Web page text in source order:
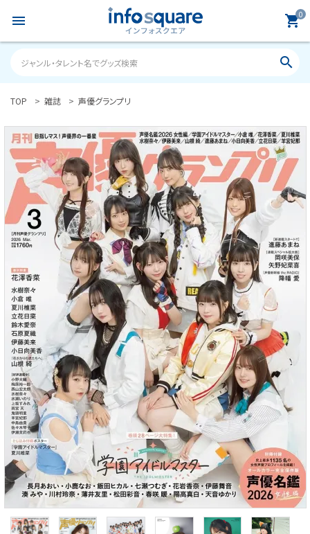
menu 0
shopping_cart
search
ACCOUNT MENU
ようこそ ゲスト 様
meeting_room ログイン person 新規会員登録
カテゴリーから探す
雑誌
S Cawaii! ME
声優写真集・フォトブック
声優グッズ
グラビア
アイドル・タレント
ヒーロー文庫
ロト・ナンバーズ書籍・グッズ
TOP 雑誌 声優グランプリ